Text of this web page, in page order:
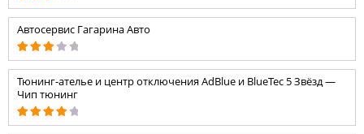
Автосервис Гагарина Авто
Тюнинг-ателье и центр отключения AdBlue и BlueTec 5 Звёзд —
Чип тюнинг